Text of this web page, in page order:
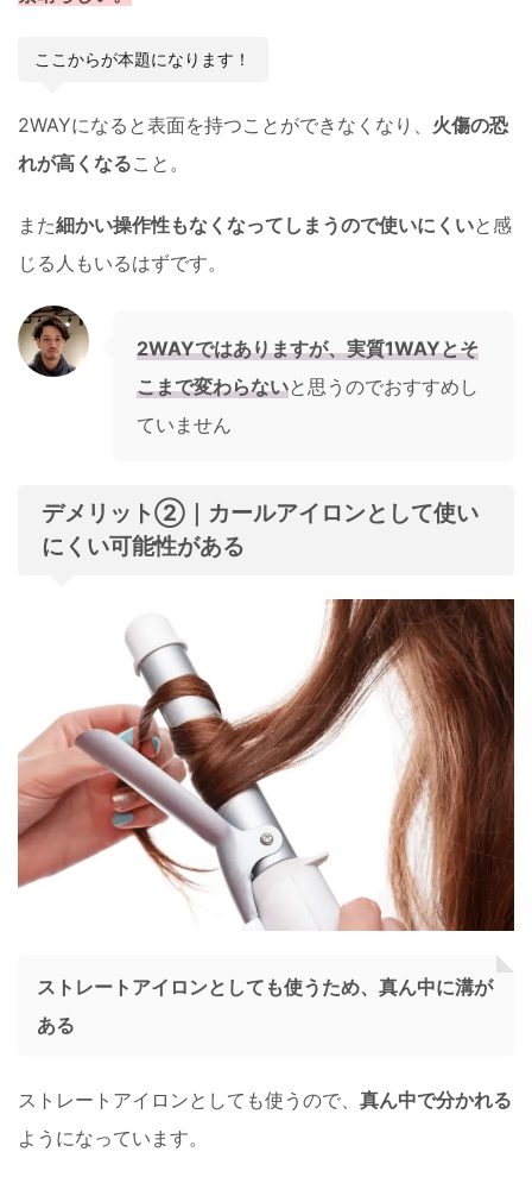
ここからが本題になります！
2WAYになると表面を持つことができなくなり、 火傷の恐
れが高くなること。
また細かい操作性もなくなってしまうので使いにくいと感
じる人もいるはずです。
2WAYではありますが、実質1WAYとそ
こまで変わらないと思うのでおすすめし
ていません
デメリット②｜カールアイロンとして使い
にくい可能性がある
ストレートアイロンとしても使うため、真ん中に溝が
ある
ストレートアイロンとしても使うので、 真ん中で分かれる
ようになっています。